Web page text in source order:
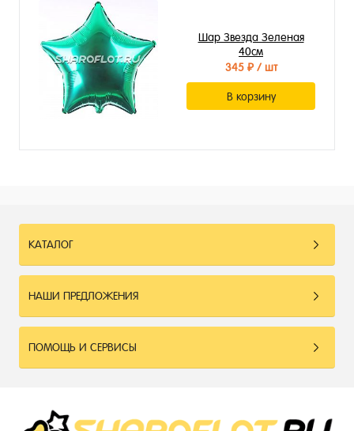
Шар Звезда Зеленая
40см
345 ₽/ шт
В корзину
КАТАЛОГ
НАШИ ПРЕДЛОЖЕНИЯ
ПОМОЩЬ И СЕРВИСЫ